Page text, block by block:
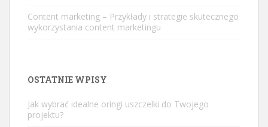
Content marketing – Przykłady i strategie skutecznego
wykorzystania content marketingu
OSTATNIE WPISY
Jak wybrać idealne oringi uszczelki do Twojego
projektu?